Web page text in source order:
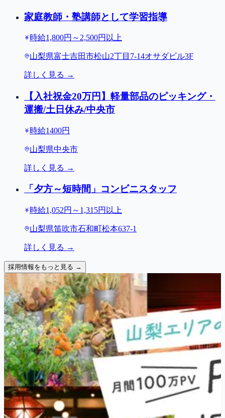
家庭教師・塾講師として学習指導
時給1,800円～2,500円以上
山梨県富士吉田市松山2丁目7-14オサダビル3F
詳しく見る →
【入社祝金20万円】軽量部品のピッキング・
運搬/土日休み/中央市
時給1400円
山梨県中央市
詳しく見る →
「夕方～短時間」コンビニスタッフ
時給1,052円～1,315円以上
山梨県笛吹市石和町松本637-1
詳しく見る →
採用情報をもっと見る →